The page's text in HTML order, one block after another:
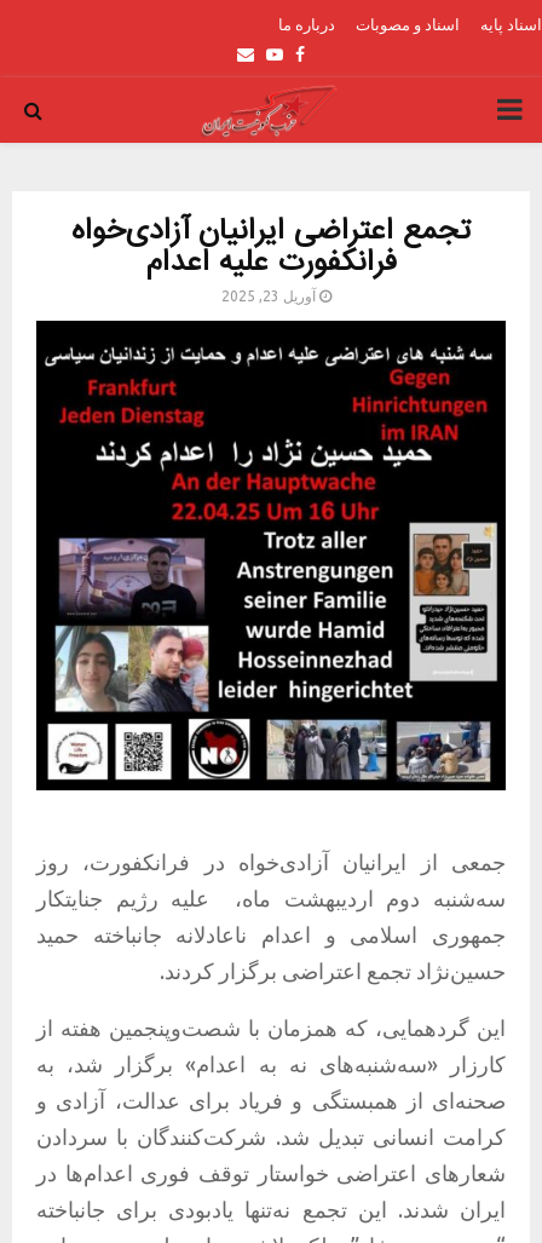
اسناد پایه اسناد و مصوبات درباره ما
Facebook
Youtube
Email
PRIMARY
تجمع اعتراضی ایرانیان آزادی‌خواه
فرانکفورت علیه اعدام
آوریل 23, 2025
جمعی از ایرانیان آزادی‌خواه در فرانکفورت، روز
سه‌شنبه دوم اردیبهشت ماه،
علیه رژیم جنایتکار
جمهوری اسلامی و اعدام ناعادلانه جانباخته حمید
حسین‌نژاد تجمع اعتراضی برگزار کردند.
این گردهمایی، که همزمان با شصت‌وپنجمین هفته از
کارزار «سه‌شنبه‌های نه به اعدام» برگزار شد، به
صحنه‌ای از همبستگی و فریاد برای عدالت، آزادی و
کرامت انسانی تبدیل شد. شرکت‌کنندگان با سردادن
شعارهای اعتراضی خواستار توقف فوری اعدام‌ها در
ایران شدند. این تجمع نه‌تنها یادبودی برای جانباخته